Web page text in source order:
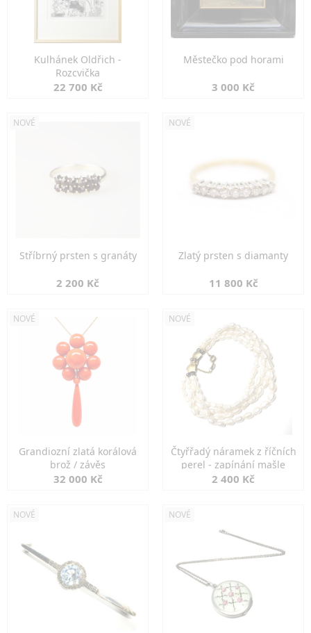
Kulhánek Oldřich -
Rozcvička
22 700 Kč
Městečko pod horami
3 000 Kč
NOVÉ
Stříbrný prsten s granáty
2 200 Kč
NOVÉ
Zlatý prsten s diamanty
11 800 Kč
NOVÉ
Grandiozní zlatá korálová
brož / závěs
32 000 Kč
NOVÉ
Čtyřřadý náramek z říčních
perel - zapínání mašle
2 400 Kč
NOVÉ NOVÉ